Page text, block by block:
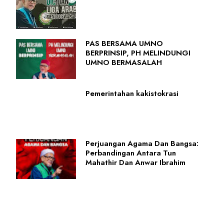
PAS BERSAMA UMNO
BERPRINSIP, PH MELINDUNGI
UMNO BERMASALAH
Pemerintahan kakistokrasi
Perjuangan Agama Dan Bangsa:
Perbandingan Antara Tun
Mahathir Dan Anwar Ibrahim